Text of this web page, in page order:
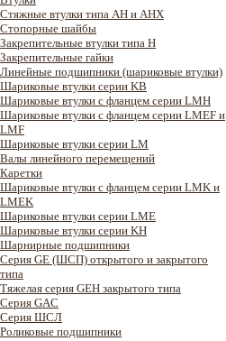
Стяжные втулки типа AH и AHX
Стопорные шайбы
Закрепительные втулки типа H
Закрепительные гайки
Линейные подшипники (шариковые втулки)
Шариковые втулки серии KB
Шариковые втулки с фланцем серии LMH
Шариковые втулки с фланцем серии LMEF и
LMF
Шариковые втулки серии LM
Валы линейного перемещений
Каретки
Шариковые втулки с фланцем серии LMK и
LMEK
Шариковые втулки серии LME
Шариковые втулки серии KH
Шарнирные подшипники
Серия GE (ШСП) открытого и закрытого
типа
Тяжелая серия GEH закрытого типа
Серия GAC
Cерия ШСЛ
Роликовые подшипники